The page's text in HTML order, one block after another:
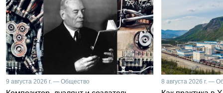
9 августа 2026 г. — Общество 8 августа 2026 г. —